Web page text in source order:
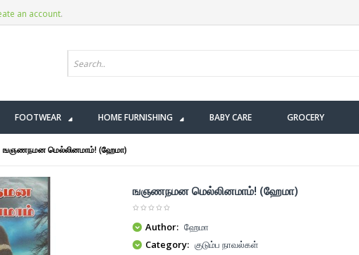
an account.
FOOTWEAR HOME FURNISHING BABY CARE GROCERY
ஙஞணநமன மெல்லினமாம்! (ஹேமா)
ஙஞணநமன மெல்லினமாம்! (ஹேமா)
Author: ஹேமா
Category: குடும்ப நாவல்கள்